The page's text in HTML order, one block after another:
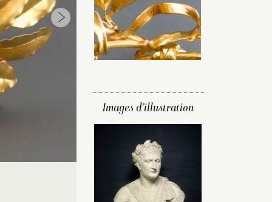
Images d’illustration